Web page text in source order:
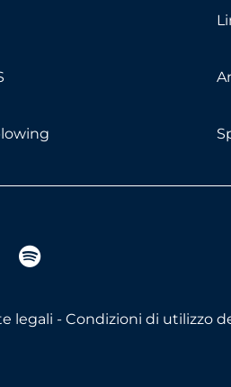
spotify
legali - Condizioni di utilizzo